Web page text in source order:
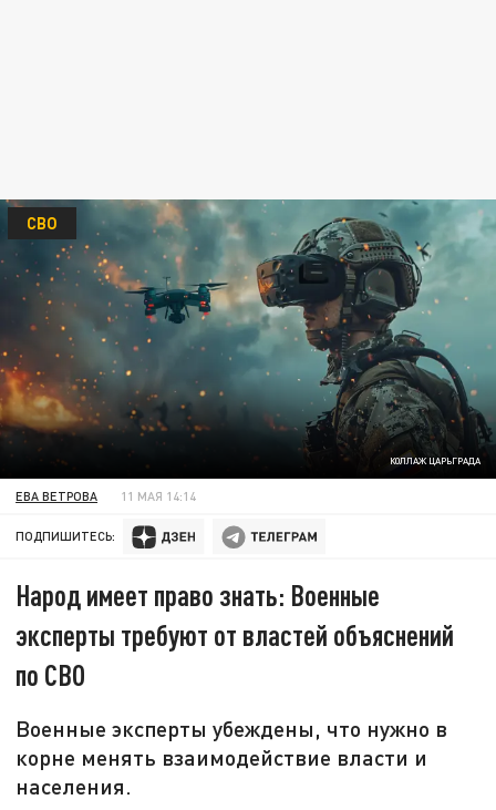
КОЛЛАЖ ЦАРЬГРАДА
СВО
ЕВА ВЕТРОВА 11 МАЯ 14:14
ПОДПИШИТЕСЬ:
Народ имеет право знать: Военные
эксперты требуют от властей объяснений
по СВО
Военные эксперты убеждены, что нужно в
корне менять взаимодействие власти и
населения.